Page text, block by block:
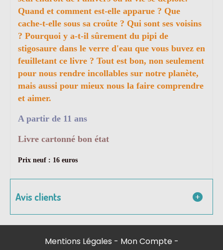
Quand et comment est-elle apparue ? Que
cache-t-elle sous sa croûte ? Qui sont ses voisins
? Pourquoi y a-t-il sûrement du pipi de
stigosaure dans le verre d'eau que vous buvez en
feuilletant ce livre ? Tout est bon, non seulement
pour nous rendre incollables sur notre planète,
mais aussi pour mieux nous la faire comprendre
et aimer.
A partir de 11 ans
Livre cartonné bon état
Prix neuf : 16 euros
Avis clients
Mentions Légales
Mon Compte